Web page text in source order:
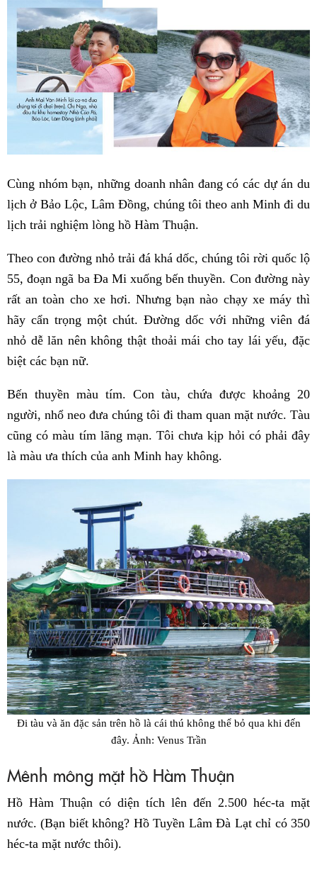
Cùng nhóm bạn, những doanh nhân đang có các dự án du
lịch ở Bảo Lộc, Lâm Đồng, chúng tôi theo anh Minh đi du
lịch trải nghiệm lòng hồ Hàm Thuận.
Theo con đường nhỏ trải đá khá dốc, chúng tôi rời quốc lộ
55, đoạn ngã ba Đa Mi xuống bến thuyền. Con đường này
rất an toàn cho xe hơi. Nhưng bạn nào chạy xe máy thì
hãy cẩn trọng một chút. Đường dốc với những viên đá
nhỏ dễ lăn nên không thật thoải mái cho tay lái yếu, đặc
biệt các bạn nữ.
Bến thuyền màu tím. Con tàu, chứa được khoảng 20
người, nhổ neo đưa chúng tôi đi tham quan mặt nước. Tàu
cũng có màu tím lãng mạn. Tôi chưa kịp hỏi có phải đây
là màu ưa thích của anh Minh hay không.
Đi tàu và ăn đặc sản trên hồ là cái thú không thể bỏ qua khi đến
đây. Ảnh: Venus Trần
Mênh mông mặt hồ Hàm Thuận
Hồ Hàm Thuận có diện tích lên đến 2.500 héc-ta mặt
nước. (Bạn biết không? Hồ Tuyền Lâm Đà Lạt chỉ có 350
héc-ta mặt nước thôi).